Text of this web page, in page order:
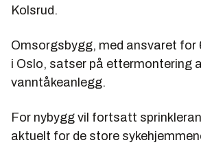
Kolsrud.
Omsorgsbygg, med ansvaret for
i Oslo, satser på ettermontering
vanntåkeanlegg.
For nybygg vil fortsatt
aktuelt for de store